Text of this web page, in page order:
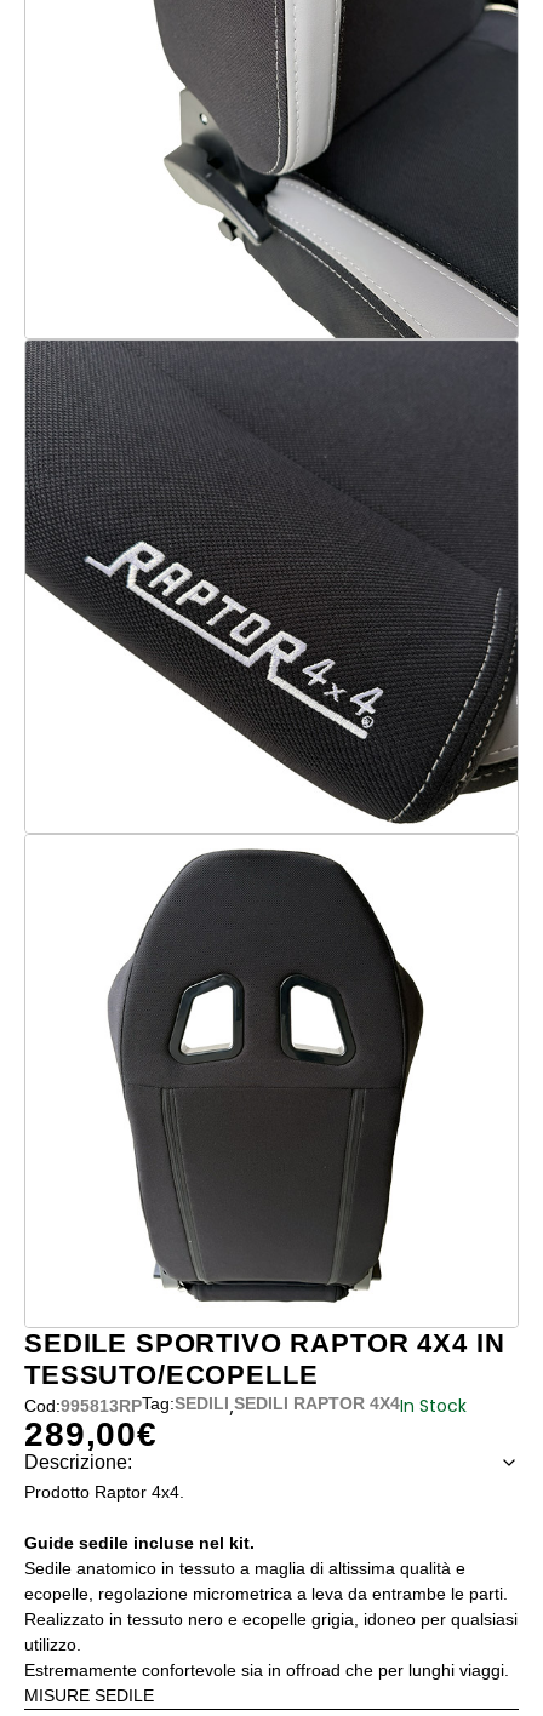
SEDILE SPORTIVO RAPTOR 4X4 IN
TESSUTO/ECOPELLE
Cod:995813RPTag:SEDILI,SEDILI RAPTOR 4X4In Stock
289,00€
Descrizione:
Prodotto Raptor 4x4.
Guide sedile incluse nel kit.
Sedile anatomico in tessuto a maglia di altissima qualità e
ecopelle, regolazione micrometrica a leva da entrambe le parti.
Realizzato in tessuto nero e ecopelle grigia, idoneo per qualsiasi
utilizzo.
Estremamente confortevole sia in offroad che per lunghi viaggi.
MISURE SEDILE